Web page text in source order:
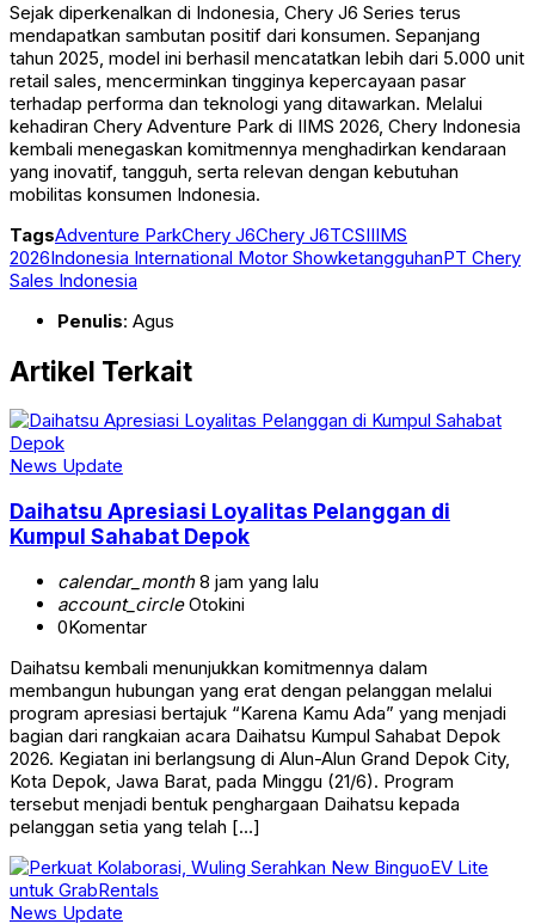
Sejak diperkenalkan di Indonesia, Chery J6 Series terus
mendapatkan sambutan positif dari konsumen. Sepanjang
tahun 2025, model ini berhasil mencatatkan lebih dari 5.000 unit
retail sales, mencerminkan tingginya kepercayaan pasar
terhadap performa dan teknologi yang ditawarkan. Melalui
kehadiran Chery Adventure Park di IIMS 2026, Chery Indonesia
kembali menegaskan komitmennya menghadirkan kendaraan
yang inovatif, tangguh, serta relevan dengan kebutuhan
mobilitas konsumen Indonesia.
TagsAdventure ParkChery J6Chery J6TCSIIIMS
2026Indonesia International Motor ShowketangguhanPT Chery
Sales Indonesia
Penulis: Agus
Artikel Terkait
News Update
Daihatsu Apresiasi Loyalitas Pelanggan di
Kumpul Sahabat Depok
calendar_month8 jam yang lalu
account_circleOtokini
0Komentar
Daihatsu kembali menunjukkan komitmennya dalam
membangun hubungan yang erat dengan pelanggan melalui
program apresiasi bertajuk “Karena Kamu Ada” yang menjadi
bagian dari rangkaian acara Daihatsu Kumpul Sahabat Depok
2026. Kegiatan ini berlangsung di Alun-Alun Grand Depok City,
Kota Depok, Jawa Barat, pada Minggu (21/6). Program
tersebut menjadi bentuk penghargaan Daihatsu kepada
pelanggan setia yang telah […]
News Update